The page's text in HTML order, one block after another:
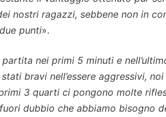
nostri ragazzi, sebbene non in
punti».
nei primi 5 minuti e
bravi nell’essere aggressivi,
3 quarti ci pongono molte
dubbio che abbiamo bisogno